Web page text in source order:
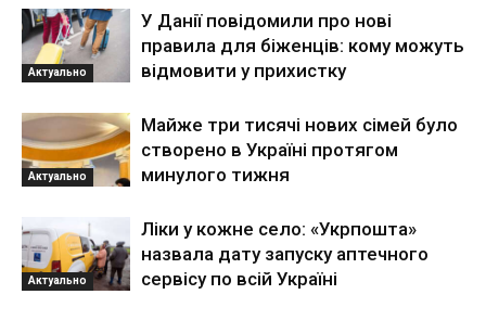
Актуально
У Данії повідомили про нові
правила для біженців: кому можуть
відмовити у прихистку
Актуально
Майже три тисячі нових сімей було
створено в Україні протягом
минулого тижня
Актуально
Ліки у кожне село: «Укрпошта»
назвала дату запуску аптечного
сервісу по всій Україні